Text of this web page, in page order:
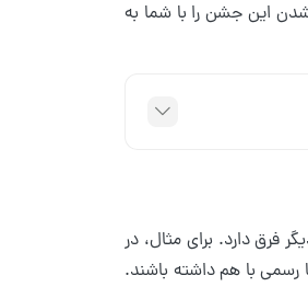
شدن این جشن را با شما به
فرق دارد. برای مثال، در
رسمی با هم داشته باشند.